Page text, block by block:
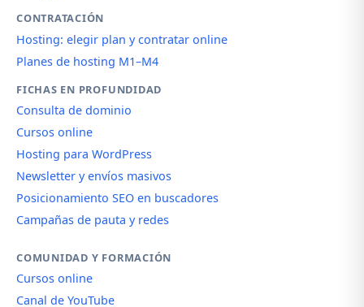
CONTRATACIÓN
Hosting: elegir plan y contratar online
Planes de hosting M1–M4
FICHAS EN PROFUNDIDAD
Consulta de dominio
Cursos online
Hosting para WordPress
Newsletter y envíos masivos
Posicionamiento SEO en buscadores
Campañas de pauta y redes
COMUNIDAD Y FORMACIÓN
Cursos online
Canal de YouTube